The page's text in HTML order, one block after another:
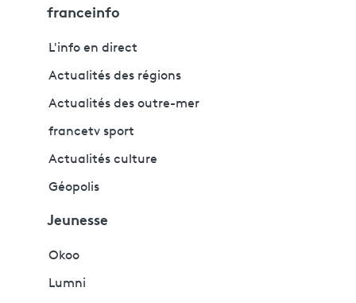
franceinfo
L'info en direct
Actualités des régions
Actualités des outre-mer
francetv sport
Actualités culture
Géopolis
Jeunesse
Okoo
Lumni